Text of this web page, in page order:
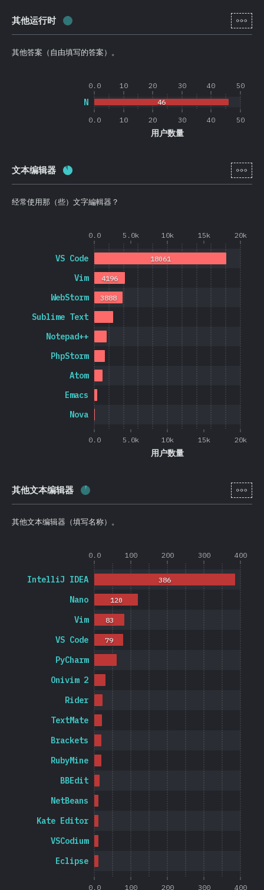
其他运行时 完成率: [zh-
其他答案（自由填写的答案）。
0.0 10 20 30 40 50
0.0 10 20 30 40 50
用户数量
N 46
文本编辑器 完成率: [zh-
经常使用那（些）文字編輯器？
0.0 5.0k 10k 15k 20k
0.0 5.0k 10k 15k 20k
用户数量
Nova
Emacs
Atom
PhpStorm
Notepad++
Sublime Text
WebStorm
Vim
VS Code
3888
4196
18061
其他文本编辑器 完成率: [zh-
其他文本编辑器（填写名称）。
0.0 100 200 300 400
0.0 100 200 300 400
Eclipse
VSCodium
Kate Editor
NetBeans
BBEdit
RubyMine
Brackets
TextMate
Rider
Onivim 2
PyCharm
VS Code
Vim
Nano
IntelliJ IDEA
79
83
120
386